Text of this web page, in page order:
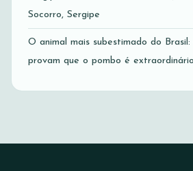
Socorro, Sergipe
O animal mais subestimado do
provam que o pombo é extraordinário